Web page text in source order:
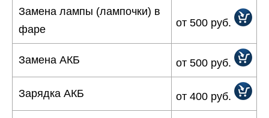
Замена лампы (лампочки) в
фаре
от 500 руб.
Замена АКБ от 500 руб.
Зарядка АКБ от 400 руб.